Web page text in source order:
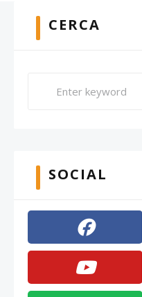
CERCA
SOCIAL